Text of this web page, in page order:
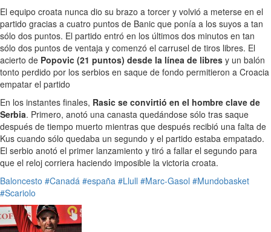
El equipo croata nunca dio su brazo a torcer y volvió a meterse en el
partido gracias a cuatro puntos de Banic que ponía a los suyos a tan
sólo dos puntos. El partido entró en los últimos dos minutos en tan
sólo dos puntos de ventaja y comenzó el carrusel de tiros libres. El
acierto de Popovic (21 puntos) desde la línea de libres y un balón
tonto perdido por los serbios en saque de fondo permitieron a Croacia
empatar el partido
En los instantes finales, Rasic se convirtió en el hombre clave de
Serbia. Primero, anotó una canasta quedándose sólo tras saque
después de tiempo muerto mientras que después recibió una falta de
Kus cuando sólo quedaba un segundo y el partido estaba empatado.
El serbio anotó el primer lanzamiento y tiró a fallar el segundo para
que el reloj corriera haciendo imposible la victoria croata.
Baloncesto #Canadá #españa #Llull #Marc-Gasol #Mundobasket
#Scariolo